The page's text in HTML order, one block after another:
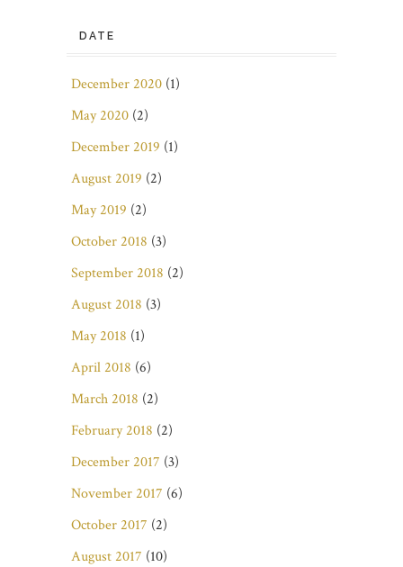
DATE
December 2020 (1)
May 2020 (2)
December 2019 (1)
August 2019 (2)
May 2019 (2)
October 2018 (3)
September 2018 (2)
August 2018 (3)
May 2018 (1)
April 2018 (6)
March 2018 (2)
February 2018 (2)
December 2017 (3)
November 2017 (6)
October 2017 (2)
August 2017 (10)